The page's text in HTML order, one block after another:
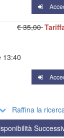
€ 35,00
13:40
Raffina la